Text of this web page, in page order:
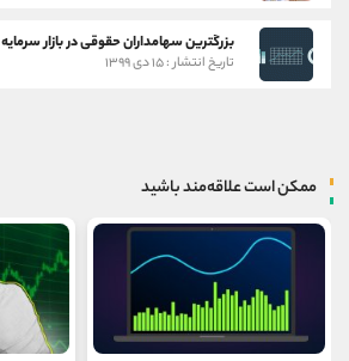
بزرگترین سهامداران حقوقی در بازار سرمایه
تاریخ انتشار : ۱۵ دی ۱۳۹۹
ممکن است علاقه‌مند باشید